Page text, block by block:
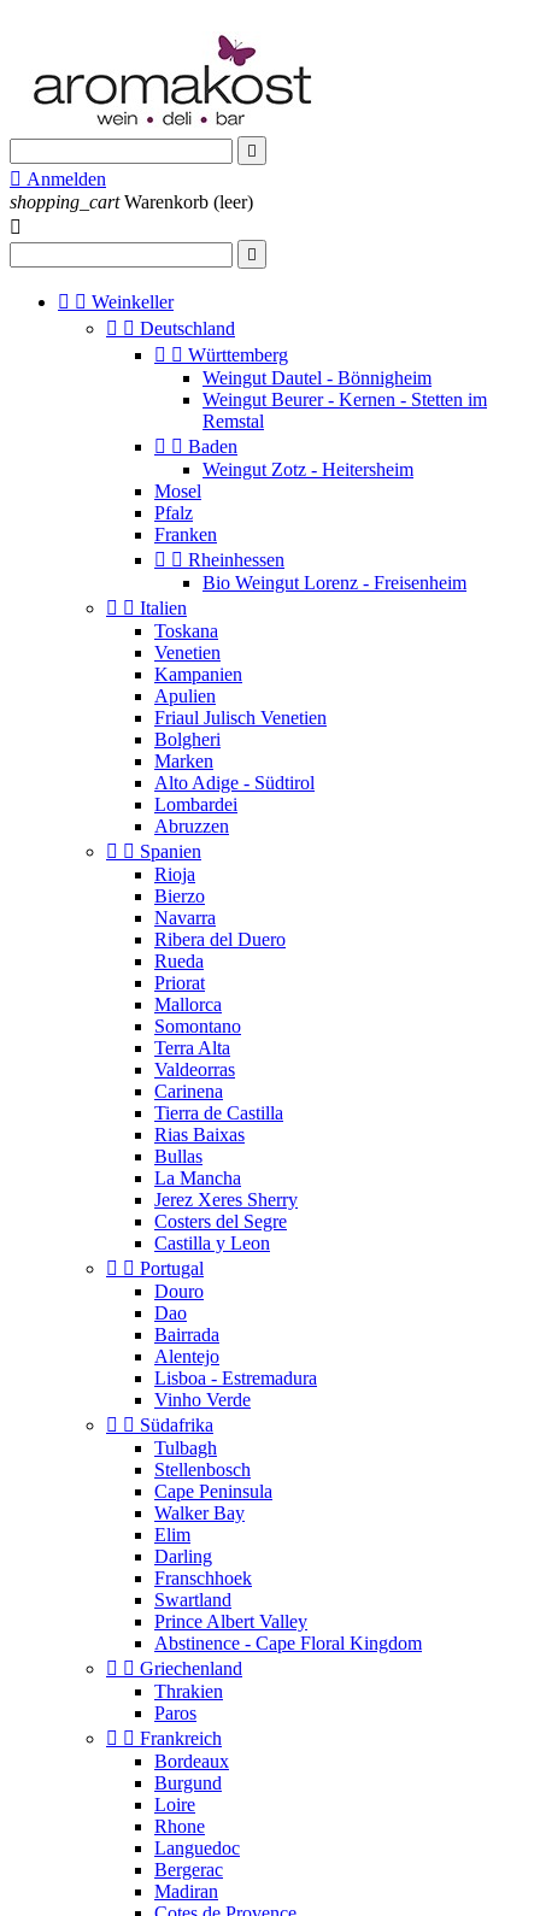

 Anmelden
shopping_cart Warenkorb (leer)


  Weinkeller
  Deutschland
  Württemberg
Weingut Dautel - Bönnigheim
Weingut Beurer - Kernen - Stetten im
Remstal
  Baden
Weingut Zotz - Heitersheim
Mosel
Pfalz
Franken
  Rheinhessen
Bio Weingut Lorenz - Freisenheim
  Italien
Toskana
Venetien
Kampanien
Apulien
Friaul Julisch Venetien
Bolgheri
Marken
Alto Adige - Südtirol
Lombardei
Abruzzen
  Spanien
Rioja
Bierzo
Navarra
Ribera del Duero
Rueda
Priorat
Mallorca
Somontano
Terra Alta
Valdeorras
Carinena
Tierra de Castilla
Rias Baixas
Bullas
La Mancha
Jerez Xeres Sherry
Costers del Segre
Castilla y Leon
  Portugal
Douro
Dao
Bairrada
Alentejo
Lisboa - Estremadura
Vinho Verde
  Südafrika
Tulbagh
Stellenbosch
Cape Peninsula
Walker Bay
Elim
Darling
Franschhoek
Swartland
Prince Albert Valley
Abstinence - Cape Floral Kingdom
  Griechenland
Thrakien
Paros
  Frankreich
Bordeaux
Burgund
Loire
Rhone
Languedoc
Bergerac
Madiran